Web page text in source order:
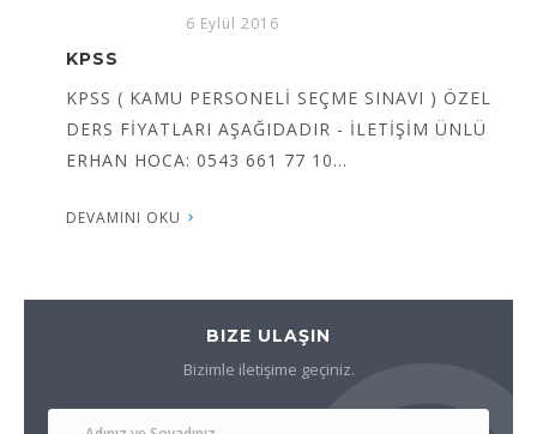
6 Eylül 2016
KPSS ÖZEL DERS
KPSS ÖZEL DERS KAMPANYASI İletişim Ünlü Erhan
Hoca ; 0543 661 77 10 Tek hedefimiz sizleri...
BIZE ULAŞIN
Bizimle iletişime geçiniz.